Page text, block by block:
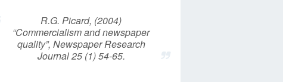
R.G. Picard, (2004)
“Commercialism and newspaper
quality”, Newspaper Research
Journal 25 (1) 54-65.